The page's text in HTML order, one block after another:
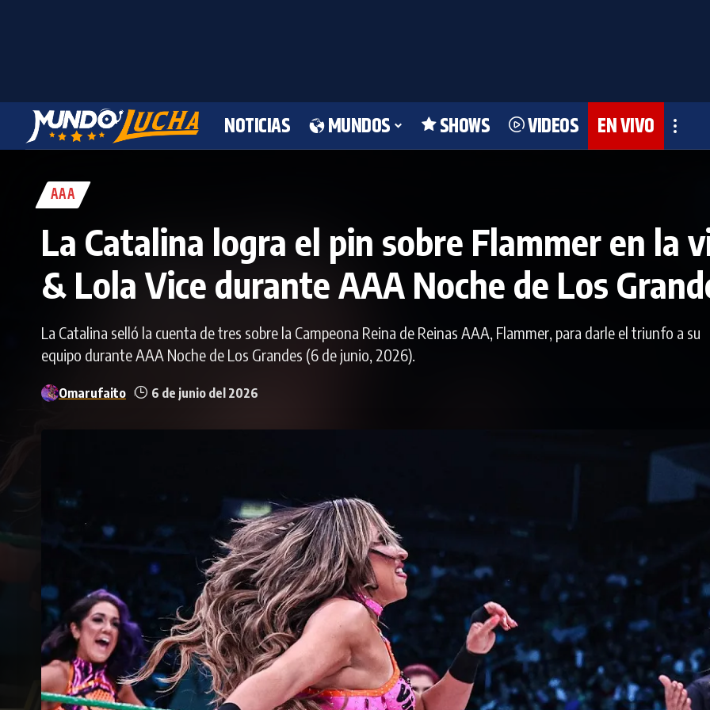
NOTICIAS MUNDOS SHOWS VIDEOS EN VIVO
AAA
La Catalina logra el pin sobre Flammer en la
& Lola Vice durante AAA Noche de Los
La Catalina selló la cuenta de tres sobre la Campeona Reina de Reinas AAA, Flammer, para darle el triunfo a su
equipo durante AAA Noche de Los Grandes (6 de junio, 2026).
Omarufaito 6 de junio del 2026